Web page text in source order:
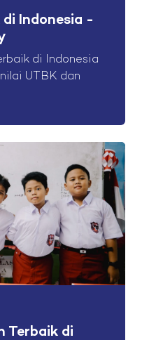
Indonesia -
di Indonesia
UTBK dan
Terbaik di